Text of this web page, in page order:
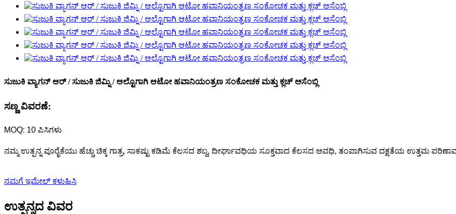
ಸುಜುಕಿ ವ್ಯಾಗನ್ ಆರ್ / ಸುಜುಕಿ ಜಿಮ್ನಿ / ಆಲ್ಟೊಗಾಗಿ ಆಟೋ ಹವಾನಿಯಂತ್ರಣ ಸಂಕೋಚಕ ಮತ್ತು ಕ್ಲಚ್ ಅಸೆಂಬ್ಲಿ
ಸಣ್ಣ ವಿವರಣೆ:
MOQ: 10 ಪಿಸಿಗಳು
ನಮ್ಮ ಉತ್ಪನ್ನ ಪೂರೈಕೆಯು ಹೆಚ್ಚು ಚಿಕ್ಕ ಗಾತ್ರ, ಸಾಕಷ್ಟು ಕಡಿಮೆ ಕೆಲಸದ ಶಬ್ದ, ದೀರ್ಘಾವಧಿಯ ಸೂಕ್ತವಾದ ಕೆಲಸದ ಅವಧಿ, ತಂಪಾಗಿಸುವ ದಕ್ಷತೆಯ ಉತ್ತಮ
ನಮಗೆ ಇಮೇಲ್ ಕಳುಹಿಸಿ
ಉತ್ಪನ್ನದ ವಿವರ